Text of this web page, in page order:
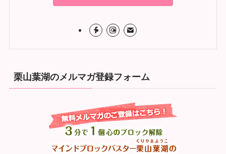
栗山葉湖のメルマガ登録フォーム